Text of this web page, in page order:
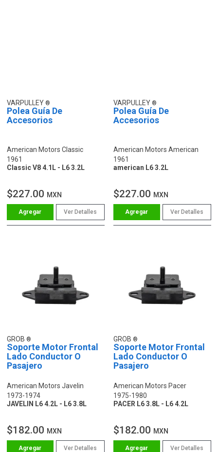
VARPULLEY
Polea Guía De
Accesorios
American Motors Classic
1961
Classic V8 4.1L - L6 3.2L
$227.00 MXN
Ver Detalles
VARPULLEY
Polea Guía De
Accesorios
American Motors American
1961
american L6 3.2L
$227.00 MXN
Ver Detalles
GROB
Soporte Motor Frontal
Lado Conductor O
Pasajero
American Motors Javelin
1973-1974
JAVELIN L6 4.2L - L6 3.8L
$182.00 MXN
Ver Detalles
GROB
Soporte Motor Frontal
Lado Conductor O
Pasajero
American Motors Pacer
1975-1980
PACER L6 3.8L - L6 4.2L
$182.00 MXN
Ver Detalles